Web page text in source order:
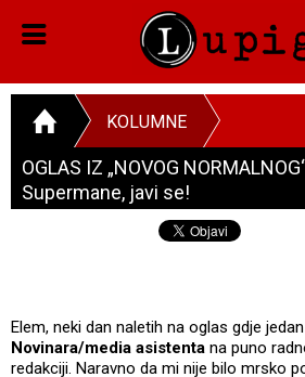
KOLUMNE
OGLAS IZ „NOVOG
Supermane, javi se!
Elem, neki dan naletih na oglas gdje jedan
Novinara/media asistenta na puno
redakciji. Naravno da mi nije bilo mrsko